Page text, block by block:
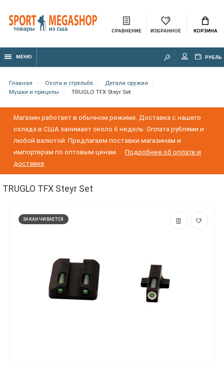
СРАВНЕНИЕ ИЗБРАННОЕ КОРЗИНА
МЕНЮ РУБЛЬ
Главная Охота и стрельба
Детали оружия
Мушки и прицелы
TRUGLO TFX Steyr Set
Магазин работает в обычном режиме. Доставка с нашего
склада в США занимает около 6 недель. Оплата рублями и
любой валютой. Предлагаем поставки магазинам и
импортерам по оптовым ценам
Подробнее об оплате и
доставке
TRUGLO TFX Steyr Set
ЗАКАНЧИВАЕТСЯ